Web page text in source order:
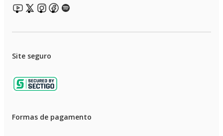
Site seguro
Formas de pagamento